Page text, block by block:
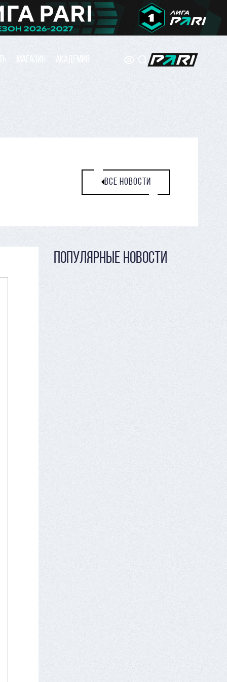
МАГАЗИН АКАДЕМИЯ
ВСЕ НОВОСТИ
ПОПУЛЯРНЫЕ НОВОСТИ